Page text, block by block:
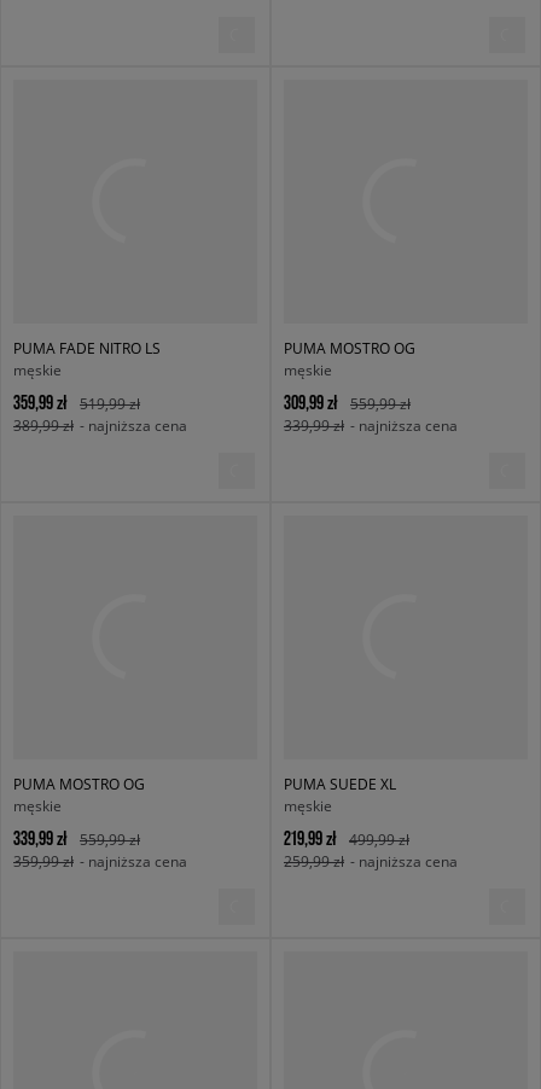
PUMA FADE NITRO LS
męskie
359,99 zł
519,99 zł
389,99 zł - najniższa cena
PUMA MOSTRO OG
męskie
309,99 zł
559,99 zł
339,99 zł - najniższa cena
PUMA MOSTRO OG
męskie
339,99 zł
559,99 zł
359,99 zł - najniższa cena
PUMA SUEDE XL
męskie
219,99 zł
499,99 zł
259,99 zł - najniższa cena